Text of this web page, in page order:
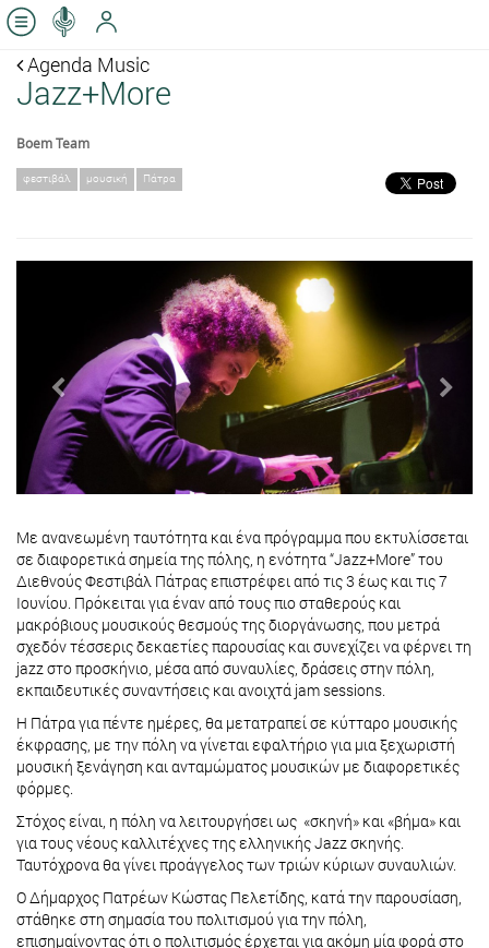
Agenda Music
Jazz+More
Boem Team
φεστιβάλ μουσική Πάτρα
Με ανανεωμένη ταυτότητα και ένα πρόγραμμα που εκτυλίσσεται
σε διαφορετικά σημεία της πόλης, η ενότητα “Jazz+More” του
Διεθνούς Φεστιβάλ Πάτρας επιστρέφει από τις 3 έως και τις 7
Ιουνίου. Πρόκειται για έναν από τους πιο σταθερούς και
μακρόβιους μουσικούς θεσμούς της διοργάνωσης, που μετρά
σχεδόν τέσσερις δεκαετίες παρουσίας και συνεχίζει να φέρνει τη
jazz στο προσκήνιο, μέσα από συναυλίες, δράσεις στην πόλη,
εκπαιδευτικές συναντήσεις και ανοιχτά jam sessions.
Η Πάτρα για πέντε ημέρες, θα μετατραπεί σε κύτταρο μουσικής
έκφρασης, με την πόλη να γίνεται εφαλτήριο για μια ξεχωριστή
μουσική ξενάγηση και ανταμώματος μουσικών με διαφορετικές
φόρμες.
Στόχος είναι, η πόλη να λειτουργήσει ως «σκηνή» και «βήμα» και
για τους νέους καλλιτέχνες της ελληνικής Jazz σκηνής.
Ταυτόχρονα θα γίνει προάγγελος των τριών κύριων συναυλιών.
Ο Δήμαρχος Πατρέων Κώστας Πελετίδης, κατά την παρουσίαση,
στάθηκε στη σημασία του πολιτισμού για την πόλη,
επισημαίνοντας ότι ο πολιτισμός έρχεται για ακόμη μία φορά στο